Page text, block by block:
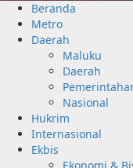
Beranda
Metro
Daerah
Maluku
Daerah
Nasional
Hukrim
Internasional
Ekbis